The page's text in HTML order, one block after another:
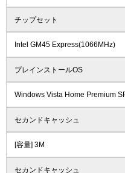
チップセット
Intel GM45 Express(1066MHz)
プレインストールOS
Windows Vista Home Premium
セカンドキャッシュ
[容量] 3M
セカンドキャッシュ